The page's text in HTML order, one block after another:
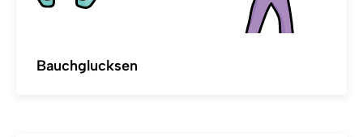
Bauchglucksen